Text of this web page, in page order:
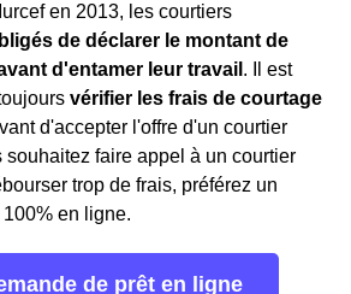
en 2013, les courtiers
de déclarer le montant de
d'entamer leur travail . Il est
vérifier les frais de courtage
d'accepter l'offre d'un courtier
souhaitez faire appel à un courtier
trop de frais, préférez un
en ligne.
de prêt en ligne